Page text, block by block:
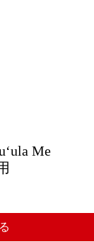
Me